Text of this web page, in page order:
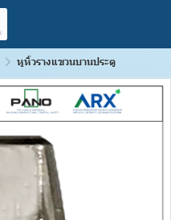
หูหิ้วรางแขวนบานประตู